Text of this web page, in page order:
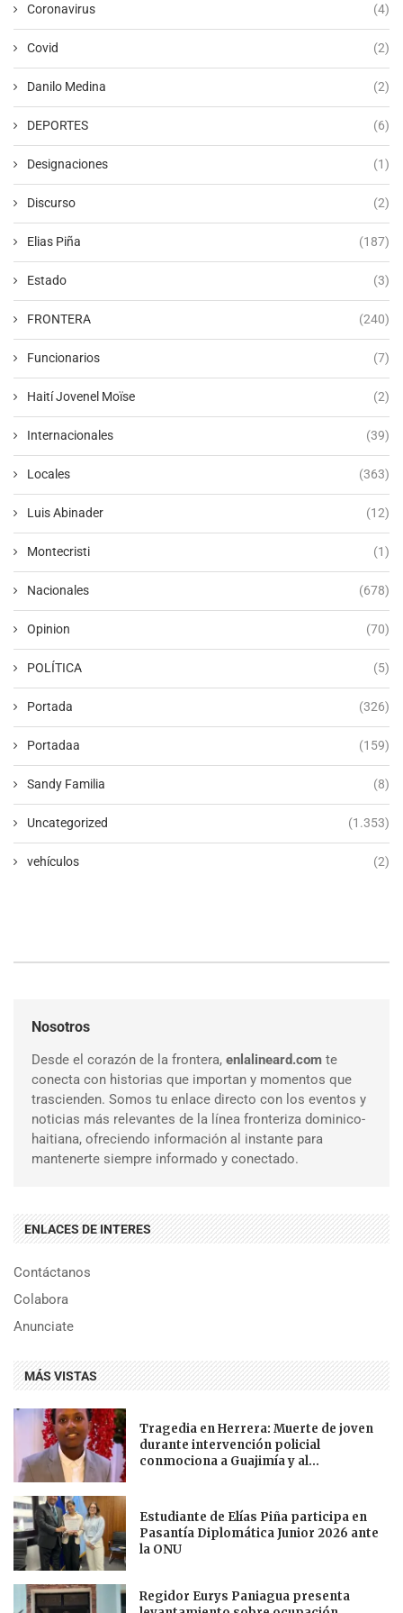
Coronavirus (4)
Covid (2)
Danilo Medina (2)
DEPORTES (6)
Designaciones (1)
Discurso (2)
Elias Piña (187)
Estado (3)
FRONTERA (240)
Funcionarios (7)
Haití Jovenel Moïse (2)
Internacionales (39)
Locales (363)
Luis Abinader (12)
Montecristi (1)
Nacionales (678)
Opinion (70)
POLÍTICA (5)
Portada (326)
Portadaa (159)
Sandy Familia (8)
Uncategorized (1.353)
vehículos (2)
Nosotros
Desde el corazón de la frontera, enlalineard.com te
conecta con historias que importan y momentos que
trascienden. Somos tu enlace directo con los eventos y
noticias más relevantes de la línea fronteriza dominico-
haitiana, ofreciendo información al instante para
mantenerte siempre informado y conectado.
ENLACES DE INTERES
Contáctanos
Colabora
Anunciate
MÁS VISTAS
Tragedia en Herrera: Muerte de joven
durante intervención policial
conmociona a Guajimía y al...
Estudiante de Elías Piña participa en
Pasantía Diplomática Junior 2026 ante
la ONU
Regidor Eurys Paniagua presenta